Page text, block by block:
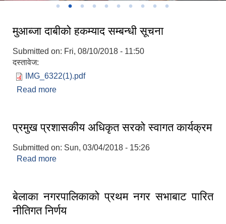
मुआब्जा दाबीको हकम्याद सम्बन्धी सूचना
Submitted on: Fri, 08/10/2018 - 11:50
दस्तावेज:
IMG_6322(1).pdf
Read more
प्रमुख प्रशासकीय अधिकृत सरको स्वागत कार्यक्रम
Submitted on: Sun, 03/04/2018 - 15:26
Read more
बेलाका नगरपालिकाको प्रथम नगर सभाबाट पारित
नीतिगत निर्णय